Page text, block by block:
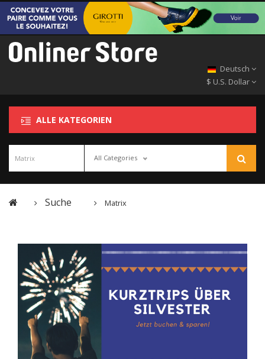
Deutsch
$ U.S. Dollar
ALLE KATEGORIEN
All Categories
Suche Matrix